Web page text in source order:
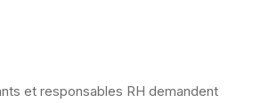
et responsables RH demandent